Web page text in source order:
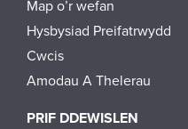
PRIF DDEWISLEN
Map o’r wefan
Hysbysiad Preifatrwydd
Cwcis
Amodau A Thelerau